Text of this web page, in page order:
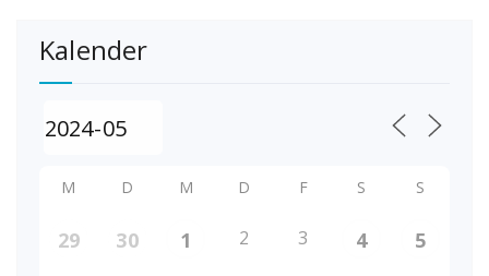
Kalender
M D M D F S S
29 30 1 2 3 4 5